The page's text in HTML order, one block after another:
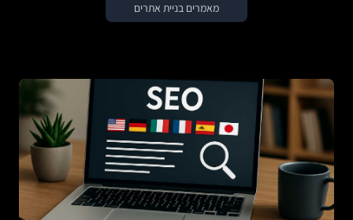
מאמרים בניית אתרים